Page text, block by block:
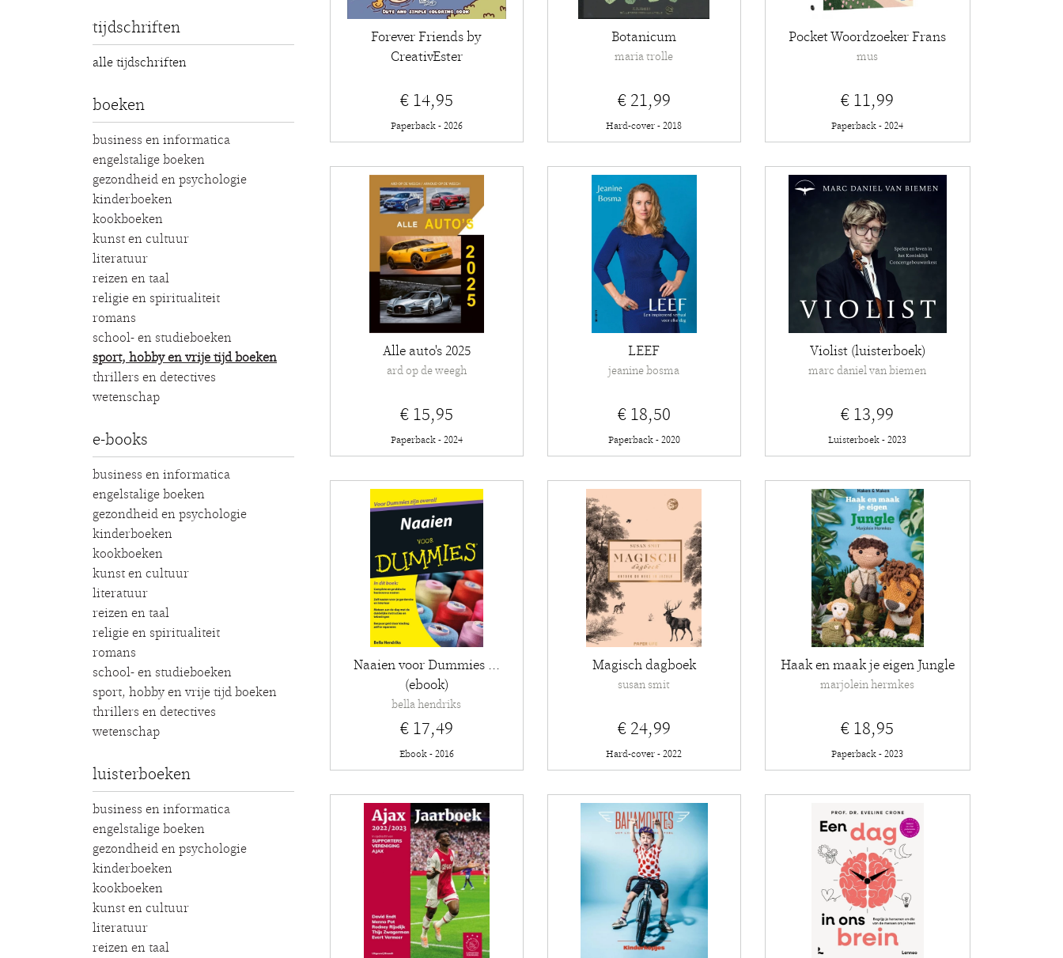
tijdschriften
alle tijdschriften
boeken
business en informatica
engelstalige boeken
gezondheid en psychologie
kinderboeken
kookboeken
kunst en cultuur
literatuur
reizen en taal
religie en spiritualiteit
romans
school- en studieboeken
sport, hobby en vrije tijd boeken
thrillers en detectives
wetenschap
e-books
business en informatica
engelstalige boeken
gezondheid en psychologie
kinderboeken
kookboeken
kunst en cultuur
literatuur
reizen en taal
religie en spiritualiteit
romans
school- en studieboeken
sport, hobby en vrije tijd boeken
thrillers en detectives
wetenschap
luisterboeken
business en informatica
engelstalige boeken
gezondheid en psychologie
kinderboeken
kookboeken
kunst en cultuur
literatuur
reizen en taal
Forever Friends by
CreativEster
€ 14,95
Paperback - 2026
Botanicum
maria trolle
€ 21,99
Hard-cover - 2018
Pocket Woordzoeker Frans
mus
€ 11,99
Paperback - 2024
Alle auto's 2025
ard op de weegh
€ 15,95
Paperback - 2024
LEEF
jeanine bosma
€ 18,50
Paperback - 2020
Violist (luisterboek)
marc daniel van biemen
€ 13,99
Luisterboek - 2023
Naaien voor Dummies ...
(ebook)
bella hendriks
€ 17,49
Ebook - 2016
Magisch dagboek
susan smit
€ 24,99
Hard-cover - 2022
Haak en maak je eigen Jungle
marjolein hermkes
€ 18,95
Paperback - 2023